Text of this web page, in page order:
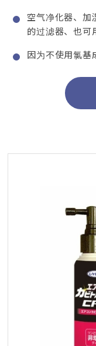
空气净化器、加
的过滤器、也可
因为不使用氯基